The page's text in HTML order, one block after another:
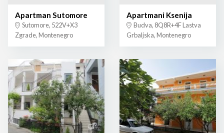
Apartman Sutomore
Sutomore, 522V+X3
Zgrade, Montenegro
Apartmani Ksenija
Budva, 8Q8R+4F Lastva
Grbaljska, Montenegro